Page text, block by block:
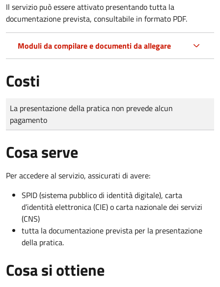
Il servizio può essere attivato presentando tutta la
documentazione prevista, consultabile in formato PDF.
Moduli da compilare e documenti da allegare
Costi
Tipo di pagamento
Importo
La presentazione della pratica non prevede alcun
pagamento
Cosa serve
Per accedere al servizio, assicurati di avere:
SPID (sistema pubblico di identità digitale), carta
d’identità elettronica (CIE) o carta nazionale dei servizi
(CNS)
tutta la documentazione prevista per la presentazione
della pratica.
Cosa si ottiene